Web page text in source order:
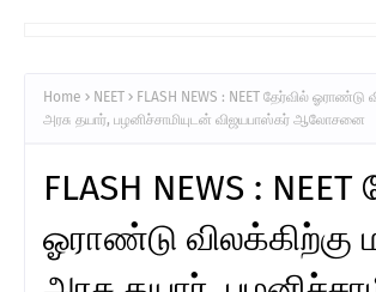
Home NEET
FLASH NEWS : NEET தேர்வில் ஓராண்டு
அரசு தயார், பழனிச்சாமியுடன் விஜயபாஸ்கர் ஆலோசனை
FLASH NEWS : NEET
ஓராண்டு விலக்கிற்கு